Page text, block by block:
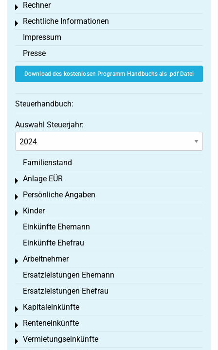
Rechner
Toggle menu
Rechtliche Informationen
Toggle menu
Impressum
Presse
Download des kostenlosen Programm-Handbuchs als .pdf Datei
Steuerhandbuch:
Auswahl Steuerjahr:
Familienstand
Anlage EÜR
Toggle menu
Persönliche Angaben
Toggle menu
Kinder
Toggle menu
Einkünfte Ehemann
Einkünfte Ehefrau
Arbeitnehmer
Toggle menu
Ersatzleistungen Ehemann
Ersatzleistungen Ehefrau
Kapitaleinkünfte
Toggle menu
Renteneinkünfte
Toggle menu
Vermietungseinkünfte
Toggle menu